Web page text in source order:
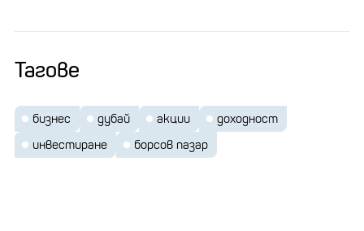
Тагове
бизнес дубай акции
доходност
инвестиране
борсов пазар